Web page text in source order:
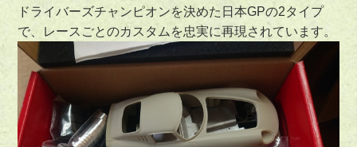
ドライバーズチャンピオンを決めた日本GPの2タイプ
で、レースごとのカスタムを忠実に再現されています。